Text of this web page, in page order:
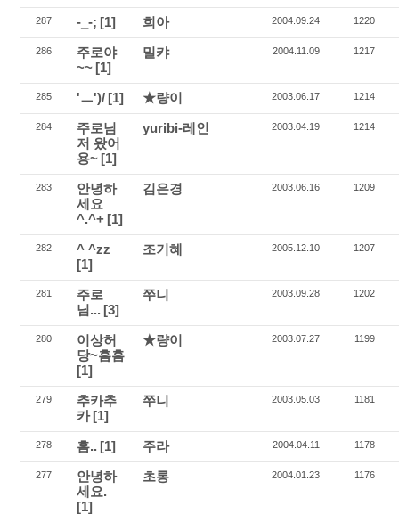
287 -_-; [1] 희아 2004.09.24 1220
286
주로야
~~ [1]
밀캬 2004.11.09 1217
285 'ㅡ')/ [1] ★량이 2003.06.17 1214
284
주로님
저 왔어
용~ [1]
yuribi-레인 2003.04.19 1214
283
안녕하
세요
^.^+ [1]
김은경 2003.06.16 1209
282
^ ^zz
[1]
조기혜 2005.12.10 1207
281
주로
님... [3]
쭈니 2003.09.28 1202
280
이상허
당~흠흠
[1]
★량이 2003.07.27 1199
279
추카추
카[1]
쭈니 2003.05.03 1181
278 흠.. [1] 주라 2004.04.11 1178
277
안녕하
세요.
[1]
초롱 2004.01.23 1176